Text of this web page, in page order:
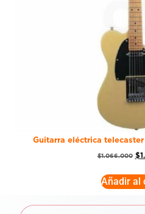
Guitarra eléctrica
$1.066.000 $
Añadir al